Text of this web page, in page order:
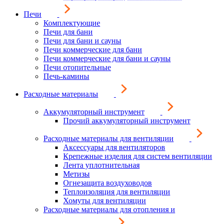
Печи
Комплектующие
Печи для бани
Печи для бани и сауны
Печи коммерческие для бани
Печи коммерческие для бани и сауны
Печи отопительные
Печь-камины
Расходные материалы
Аккумуляторный инструмент
Прочий аккумуляторный инструмент
Расходные материалы для вентиляции
Аксессуары для вентиляторов
Крепежные изделия для систем вентиляции
Лента уплотнительная
Метизы
Огнезащита воздуховодов
Теплоизоляция для вентиляции
Хомуты для вентиляции
Расходные материалы для отопления и